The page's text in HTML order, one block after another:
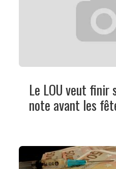
Le LOU veut finir
note avant les